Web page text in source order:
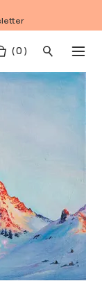
( 0 )